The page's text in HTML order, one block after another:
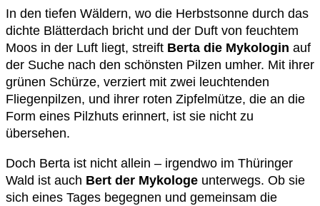
In den tiefen Wäldern, wo die Herbstsonne durch das
dichte Blätterdach bricht und der Duft von feuchtem
Moos in der Luft liegt, streift Berta die Mykologin auf
der Suche nach den schönsten Pilzen umher. Mit ihrer
grünen Schürze, verziert mit zwei leuchtenden
Fliegenpilzen, und ihrer roten Zipfelmütze, die an die
Form eines Pilzhuts erinnert, ist sie nicht zu
übersehen.
Doch Berta ist nicht allein – irgendwo im Thüringer
Wald ist auch Bert der Mykologe unterwegs. Ob sie
sich eines Tages begegnen und gemeinsam die